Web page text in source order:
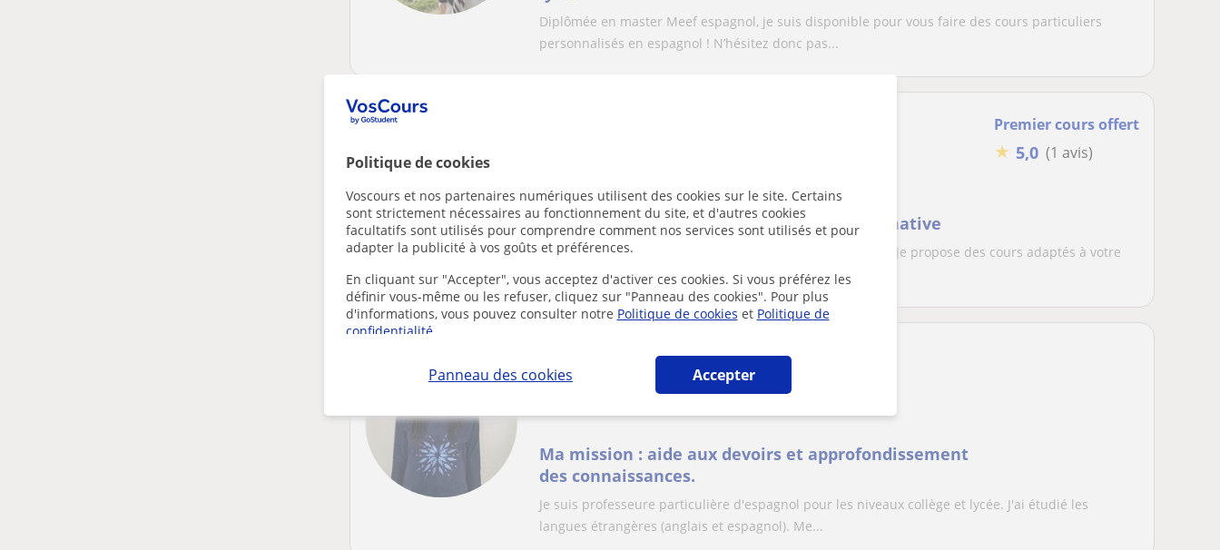
Politique de cookies
Voscours et nos partenaires numériques utilisent des cookies sur le site. Certains
sont strictement nécessaires au fonctionnement du site, et d'autres cookies
facultatifs sont utilisés pour comprendre comment nos services sont utilisés et pour
adapter la publicité à vos goûts et préférences.
En cliquant sur "Accepter", vous acceptez d'activer ces cookies. Si vous préférez les
définir vous-même ou les refuser, cliquez sur "Panneau des cookies". Pour plus
d'informations, vous pouvez consulter notre Politique de cookies et Politique de
confidentialité.
Panneau des cookies Accepter
Diplômée en master Meef espagnol, je suis disponible pour vous faire des cours particuliers
personnalisés en espagnol ! N’hésitez donc pas...
Premier cours offert
★ 5,0 (1 avis)
Apprenez l’espagnol avec une professeure native
Bonjour ! Je suis Fernanda, professeure d’espagnol native. Je propose des cours adaptés à votre
niveau, avec un travail basé sur la convers...
Cours en ligne
Ma mission : aide aux devoirs et approfondissement
des connaissances.
Je suis professeure particulière d'espagnol pour les niveaux collège et lycée. J'ai étudié les
langues étrangères (anglais et espagnol). Me...